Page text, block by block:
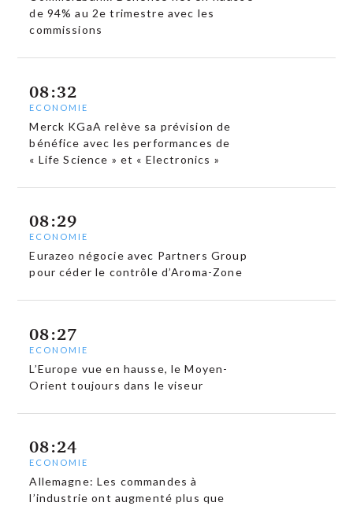
de 94% au 2e trimestre avec les
commissions
08:32
ECONOMIE
Merck KGaA relève sa prévision de
bénéfice avec les performances de
« Life Science » et « Electronics »
08:29
ECONOMIE
Eurazeo négocie avec Partners Group
pour céder le contrôle d’Aroma-Zone
08:27
ECONOMIE
L’Europe vue en hausse, le Moyen-
Orient toujours dans le viseur
08:24
ECONOMIE
Allemagne: Les commandes à
l’industrie ont augmenté plus que